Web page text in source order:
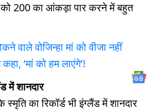
को 200 का आंकड़ा पार करने में बहुत
वाले वोजिन्हा मां को वीजा नहीं
‘मां को हम लाएंगे’!
में शानदार
का रिकॉर्ड भी इंग्लैंड में शानदार